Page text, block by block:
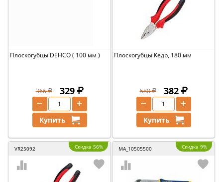
Плоскогубцы DEHCO ( 100 мм )
366 329
+
−
Купить
Плоскогубцы Кедр, 180 мм
588 382
+
−
Купить
VR25092 Скидка 56% MA_10505500 Скидка 9%